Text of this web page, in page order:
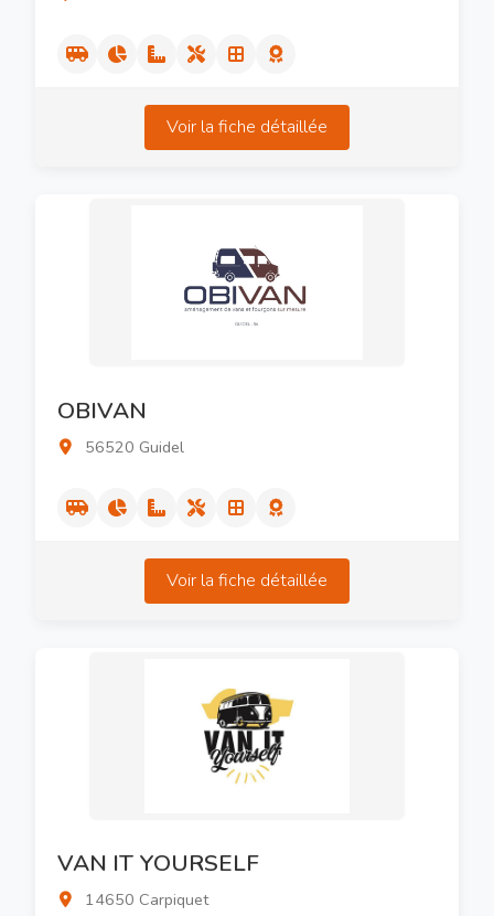
Voir la fiche détaillée
OBIVAN
56520 Guidel
Voir la fiche détaillée
VAN IT YOURSELF
14650 Carpiquet